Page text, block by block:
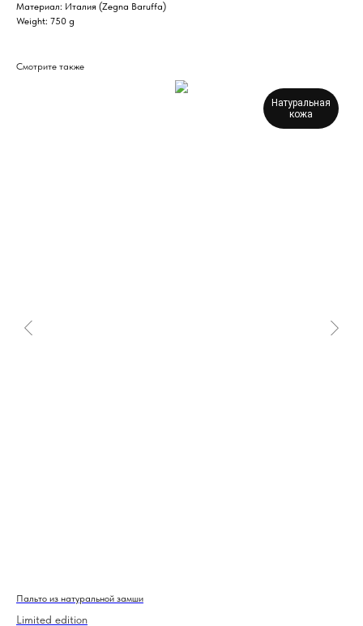
Материал: Италия (Zegna Baruffa)
Weight: 750 g
Смотрите также
Натуральная
кожа
Пальто из натуральной замши
Limited edition